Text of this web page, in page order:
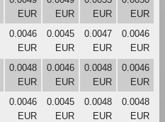
EUR
EUR
EUR
EUR
0.0046
EUR
0.0045
EUR
0.0047
EUR
0.0046
EUR
0.0048
EUR
0.0046
EUR
0.0048
EUR
0.0046
EUR
0.0046
EUR
0.0045
EUR
0.0048
EUR
0.0048
EUR